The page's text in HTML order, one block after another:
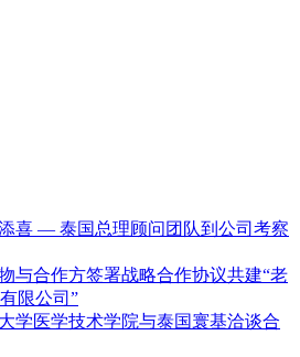
添喜 — 泰国总理顾问团队到公司考察
与合作方签署战略合作协议共建“老
限公司”
学医学技术学院与泰国寰基洽谈合